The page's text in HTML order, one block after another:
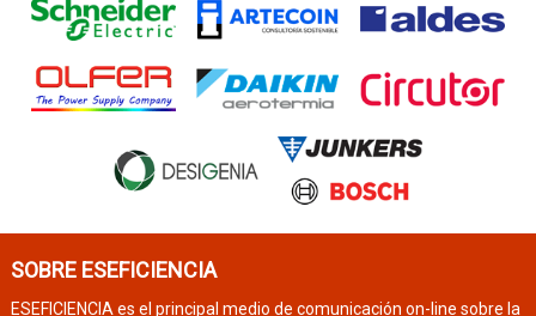
SOBRE ESEFICIENCIA
ESEFICIENCIA es el principal medio de comunicación on-line sobre la